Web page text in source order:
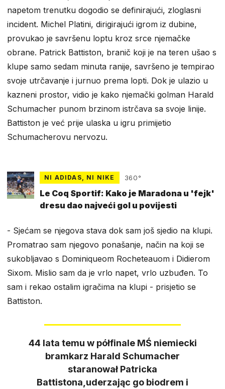
napetom trenutku dogodio se definirajući, zloglasni
incident. Michel Platini, dirigirajući igrom iz dubine,
provukao je savršenu loptu kroz srce njemačke
obrane. Patrick Battiston, branič koji je na teren ušao s
klupe samo sedam minuta ranije, savršeno je tempirao
svoje utrčavanje i jurnuo prema lopti. Dok je ulazio u
kazneni prostor, vidio je kako njemački golman Harald
Schumacher punom brzinom istrčava sa svoje linije.
Battiston je već prije ulaska u igru primijetio
Schumacherovu nervozu.
NI ADIDAS, NI NIKE 360°
Le Coq Sportif: Kako je Maradona u 'fejk'
dresu dao najveći gol u povijesti
​- Sjećam se njegova stava dok sam još sjedio na klupi.
Promatrao sam njegovo ponašanje, način na koji se
sukobljavao s Dominiqueom Rocheteauom i Didierom
Sixom. Mislio sam da je vrlo napet, vrlo uzbuđen. To
sam i rekao ostalim igračima na klupi - prisjetio se
Battiston.
44 lata temu w półfinale MŚ niemiecki
bramkarz Harald Schumacher
staranował Patricka
Battistona,uderzając go biodrem i